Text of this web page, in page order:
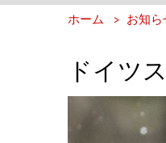
ホーム お知ら
ドイツ